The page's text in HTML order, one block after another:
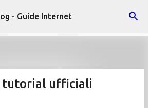
ai contenuti principali
- Guide Internet
tutorial ufficiali